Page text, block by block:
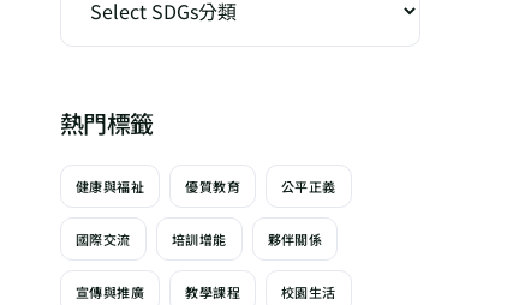
熱門標籤
健康與福祉 優質教育 公平正義
國際交流 培訓增能 夥伴關係
宣傳與推廣 教學課程 校園生活